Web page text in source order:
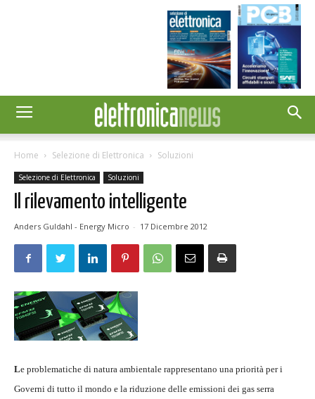
Home Selezione di Elettronica Soluzioni
Selezione di Elettronica Soluzioni
Il rilevamento intelligente
Anders Guldahl - Energy Micro - 17 Dicembre 2012
Le problematiche di natura ambientale rappresentano una priorità per i
Governi di tutto il mondo e la riduzione delle emissioni dei gas serra